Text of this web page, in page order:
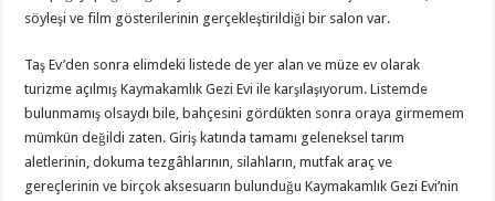
söyleşi ve film gösterilerinin gerçekleştirildiği bir salon var.
Taş Ev’den sonra elimdeki listede de yer alan ve müze ev olarak
turizme açılmış Kaymakamlık Gezi Evi ile karşılaşıyorum. Listemde
bulunmamış olsaydı bile, bahçesini gördükten sonra oraya girmemem
mümkün değildi zaten. Giriş katında tamamı geleneksel tarım
aletlerinin, dokuma tezgâhlarının, silahların, mutfak araç ve
gereçlerinin ve birçok aksesuarın bulunduğu Kaymakamlık Gezi Evi’nin